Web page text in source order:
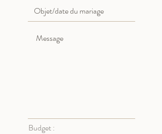
Budget :